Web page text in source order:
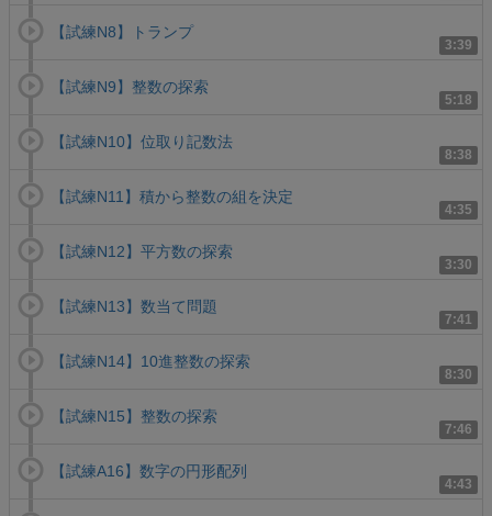
3:39
【試練N8】トランプ
5:18
【試練N9】整数の探索
8:38
【試練N10】位取り記数法
4:35
【試練N11】積から整数の組を決定
3:30
【試練N12】平方数の探索
7:41
【試練N13】数当て問題
8:30
【試練N14】10進整数の探索
7:46
【試練N15】整数の探索
4:43
【試練A16】数字の円形配列